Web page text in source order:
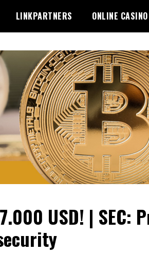
LINKPARTNERS ONLINE CASINO
USD! | SEC: